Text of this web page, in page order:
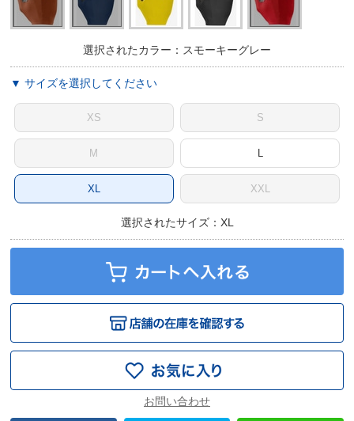
選択されたカラー：スモーキーグレー
▼ サイズを選択してください
XS S
M L
XL XXL
選択されたサイズ：XL